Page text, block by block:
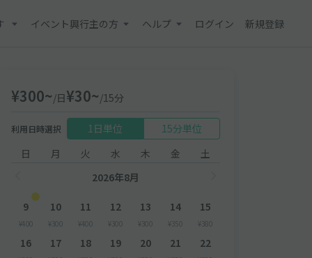
イベント興行主の方 ヘルプ ログイン 新規登録
¥300~/日¥30~/15分
利用日時選択 1日単位
15分単位
日
月 火 水 木 金
土
2026年8月
9
¥400
10
¥300
11
¥400
12
¥300
13
¥300
14
¥350
15
¥380
16 17 18 19 20 21 22